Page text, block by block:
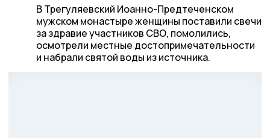
В Трегуляевский Иоанно-Предтеченском
мужском монастыре женщины поставили свечи
за здравие участников СВО, помолились,
осмотрели местные достопримечательности
и набрали святой воды из источника.